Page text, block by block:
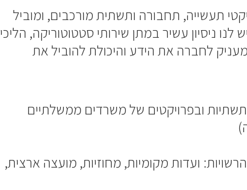
תעשייה, תחבורה ותשתית מורכבים, ומוביל
ניסיון עשיר במתן שירותי סטטוטוריקה, הליכי
מעניק לחברה את הידע והיכולת להוביל את
ובפרויקטים של משרדים ממשלתיים
ועדות מקומיות, מחוזיות, מועצה ארצית,